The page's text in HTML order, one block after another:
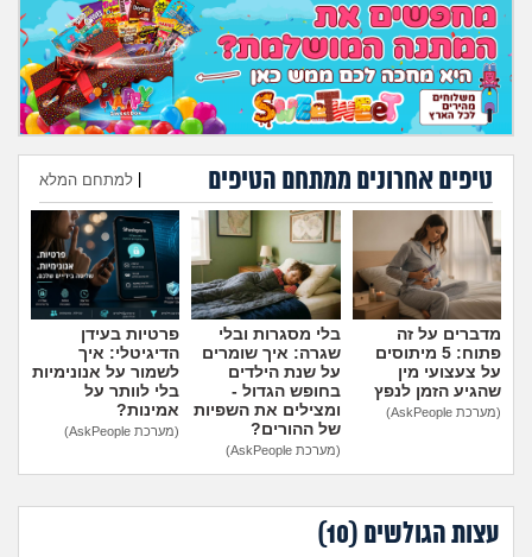
מה שעובר עליי
שומרים על הגוף
פיננסי וכלכלה
בין הסדינים
חיות מחמד
יוקר המחיה
גאווה
טיפים אחרונים ממתחם הטיפים למתחם המלא
הוספת טיפ
מדברים על זה
פתוח: 5 מיתוסים
על צעצועי מין
שהגיע הזמן לנפץ
(מערכת AskPeople)
בלי מסגרות ובלי
שגרה: איך שומרים
על שנת הילדים
בחופש הגדול -
ומצילים את השפיות
של ההורים?
(מערכת AskPeople)
פרטיות בעידן
הדיגיטלי: איך
לשמור על אנונימיות
בלי לוותר על
אמינות?
(מערכת AskPeople)
עצות הגולשים (10
)